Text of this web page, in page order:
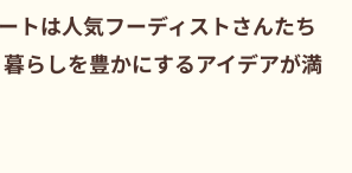
トは人気フーディストさんたち
暮らしを豊かにするアイデアが満